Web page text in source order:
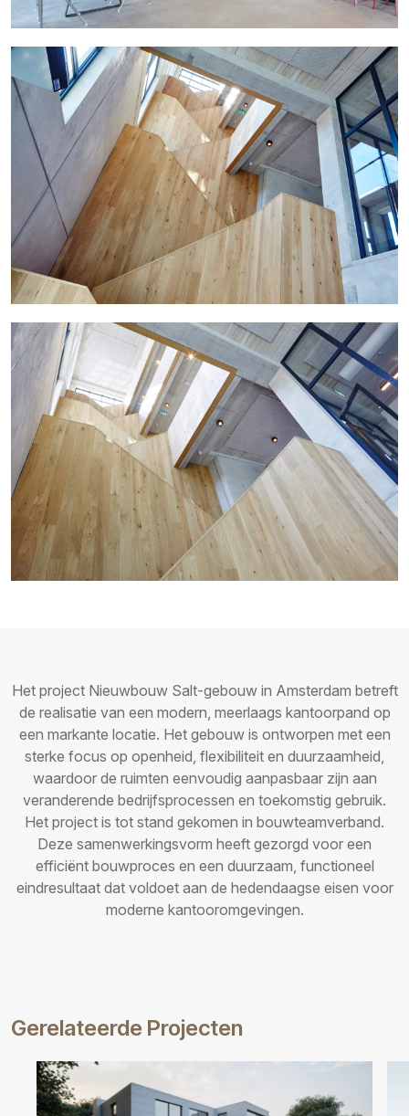
Het project Nieuwbouw Salt-gebouw in Amsterdam betreft
de realisatie van een modern, meerlaags kantoorpand op
een markante locatie. Het gebouw is ontworpen met een
sterke focus op openheid, flexibiliteit en duurzaamheid,
waardoor de ruimten eenvoudig aanpasbaar zijn aan
veranderende bedrijfsprocessen en toekomstig gebruik.
Het project is tot stand gekomen in bouwteamverband.
Deze samenwerkingsvorm heeft gezorgd voor een
efficiënt bouwproces en een duurzaam, functioneel
eindresultaat dat voldoet aan de hedendaagse eisen voor
moderne kantooromgevingen.
Gerelateerde Projecten